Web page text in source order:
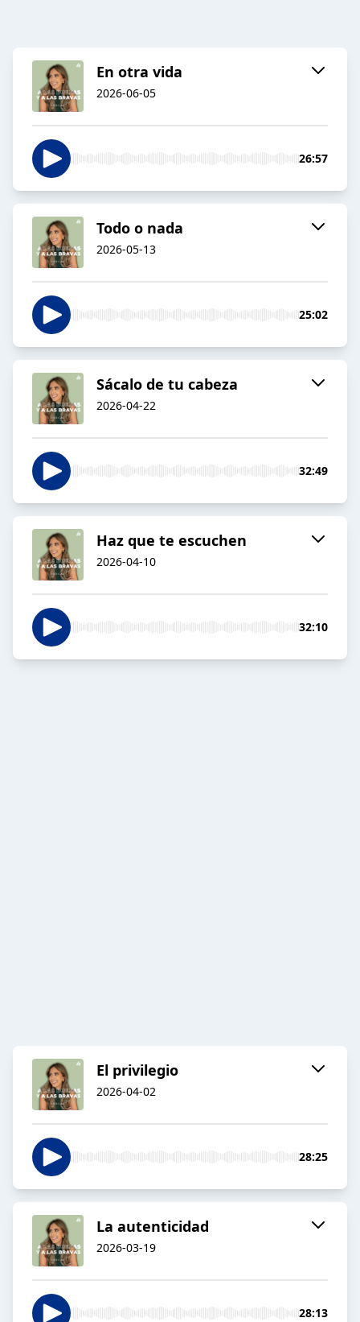
En otra vida
2026-06-05
26:57
Todo o nada
2026-05-13
25:02
Sácalo de tu cabeza
2026-04-22
32:49
Haz que te escuchen
2026-04-10
32:10
El privilegio
2026-04-02
28:25
La autenticidad
2026-03-19
28:13